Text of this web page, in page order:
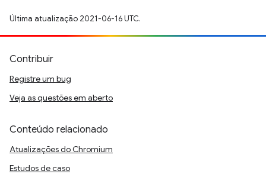
Última atualização 2021-06-16 UTC.
Contribuir
Registre um bug
Veja as questões em aberto
Conteúdo relacionado
Atualizações do Chromium
Estudos de caso